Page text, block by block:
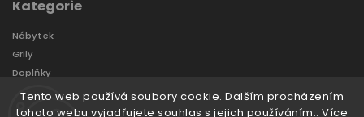
Tento web používá soubory cookie. Dalším procházením
tohoto webu vyjadřujete souhlas s jejich používáním.. Více
Kategorie
Nábytek
Grily
Doplňky
Zahradní domky a boxy
Značky